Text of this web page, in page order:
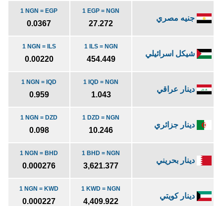
جنيه مصري
1 EGP = NGN
27.272
1 NGN = EGP
0.0367
شيكل اسرائيلي
1 ILS = NGN
454.449
1 NGN = ILS
0.00220
دينار عراقي
1 IQD = NGN
1.043
1 NGN = IQD
0.959
دينار جزائري
1 DZD = NGN
10.246
1 NGN = DZD
0.098
دينار بحريني
1 BHD = NGN
3,621.377
1 NGN = BHD
0.000276
دينار كويتي
1 KWD = NGN
4,409.922
1 NGN = KWD
0.000227